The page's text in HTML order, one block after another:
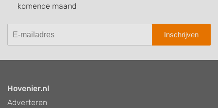
komende maand
Inschrijven
Hovenier.nl
Adverteren